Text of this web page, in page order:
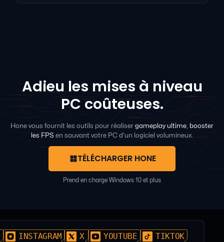
Adieu les mises à niveau
PC coûteuses.
Hone vous fournit les outils pour réaliser gameplay ultime booster
les FPS en sauvant votre PC d'un logiciel volumineux.
TÉLÉCHARGER HONE
Prend en charge Windows 10 et plus
INSTAGRAM X YOUTUBE TIKTOK